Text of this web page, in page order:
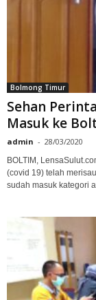
Bolmong Timur
Sehan
Masuk ke
admin - 28/03/2020
BOLTIM,
(covid 19) telah
sudah masuk kategori